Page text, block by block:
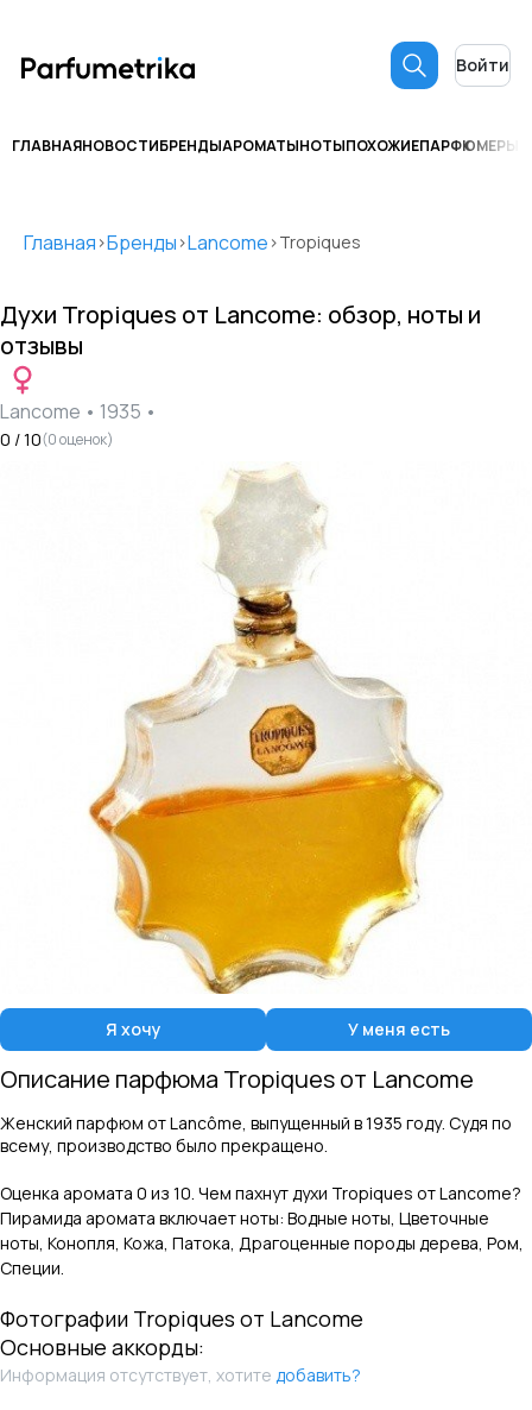
Войти
ГЛАВНАЯНОВОСТИБРЕНДЫАРОМАТЫНОТЫПОХОЖИЕПАРФЮМЕРЫ
Главная >Бренды >Lancome >Tropiques
Духи Tropiques от Lancome: обзор, ноты и
отзывы
Lancome • 1935 •
0 / 10(0оценок)
Я хочу У меня есть
Описание парфюма Tropiquesот Lancome
Женский парфюм от Lancôme, выпущенный в 1935 году. Судя по
всему, производство было прекращено.
Оценка аромата 0 из 10. Чем пахнут духи Tropiques отLancome?
Пирамида аромата включает ноты: Водные ноты, Цветочные
ноты, Конопля, Кожа, Патока, Драгоценные породы дерева, Ром,
Специи.
Фотографии Tropiques от Lancome
Основные аккорды:
Информация отсутствует, хотите добавить?